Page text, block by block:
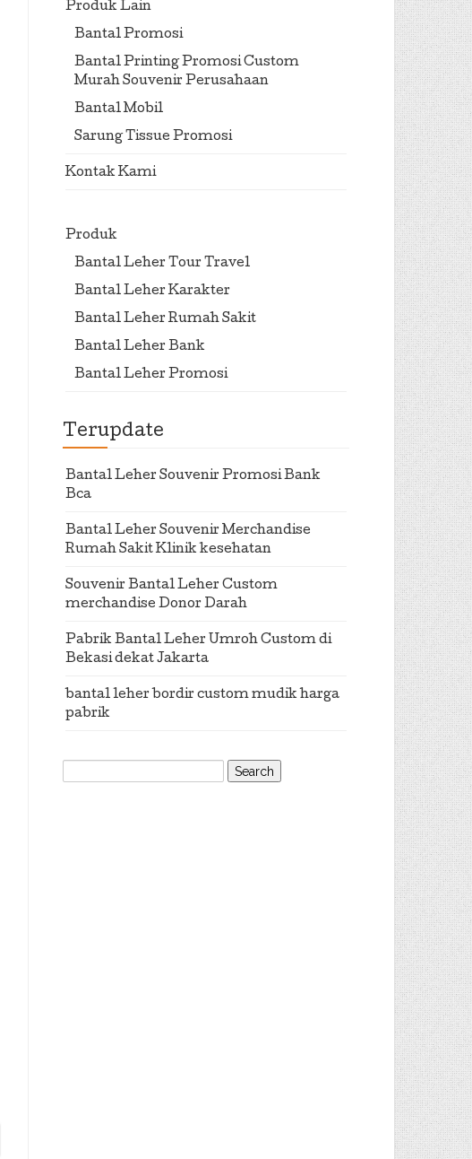
Produk Lain
Bantal Promosi
Bantal Printing Promosi Custom
Murah Souvenir Perusahaan
Bantal Mobil
Sarung Tissue Promosi
Kontak Kami
Produk
Bantal Leher Tour Travel
Bantal Leher Karakter
Bantal Leher Rumah Sakit
Bantal Leher Bank
Bantal Leher Promosi
Terupdate
Bantal Leher Souvenir Promosi Bank
Bca
Bantal Leher Souvenir Merchandise
Rumah Sakit Klinik kesehatan
Souvenir Bantal Leher Custom
merchandise Donor Darah
Pabrik Bantal Leher Umroh Custom di
Bekasi dekat Jakarta
bantal leher bordir custom mudik harga
pabrik
Search
for: